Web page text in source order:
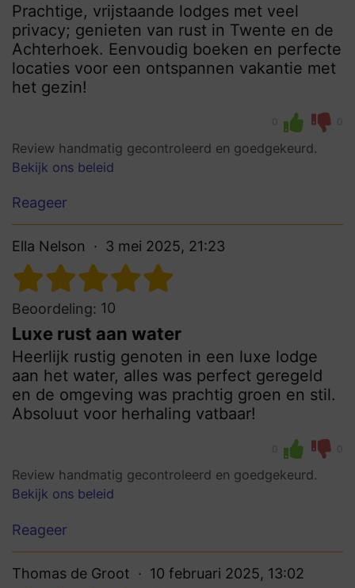
Prachtige, vrijstaande lodges met veel
privacy; genieten van rust in Twente en de
Achterhoek. Eenvoudig boeken en perfecte
locaties voor een ontspannen vakantie met
het gezin!
0 0
Review handmatig gecontroleerd en goedgekeurd.
Bekijk ons beleid
Reageer
Ella Nelson 3 mei 2025, 21:23
Beoordeling: 10
Luxe rust aan water
Heerlijk rustig genoten in een luxe lodge
aan het water, alles was perfect geregeld
en de omgeving was prachtig groen en stil.
Absoluut voor herhaling vatbaar!
0 0
Review handmatig gecontroleerd en goedgekeurd.
Bekijk ons beleid
Reageer
Thomas de Groot 10 februari 2025, 13:02